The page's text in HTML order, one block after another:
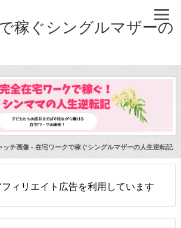
稼ぐシングルマザーの
ッチ画像 - 在宅ワークで稼ぐシングルマザーの人生逆転記
ィリエイト広告を利用しています